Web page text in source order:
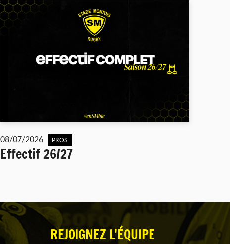
08/07/2026 PROS
Effectif 26/27
REJOIGNEZ L'ÉQUIPE